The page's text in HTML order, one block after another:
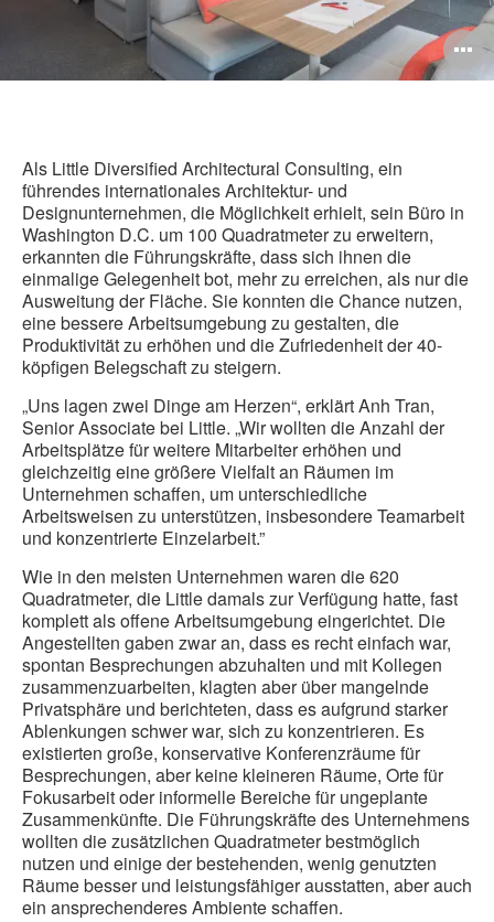
Als Little Diversified Architectural Consulting, ein
führendes internationales Architektur- und
Designunternehmen, die Möglichkeit erhielt, sein Büro in
Washington D.C. um 100 Quadratmeter zu erweitern,
erkannten die Führungskräfte, dass sich ihnen die
einmalige Gelegenheit bot, mehr zu erreichen, als nur die
Ausweitung der Fläche. Sie konnten die Chance nutzen,
eine bessere Arbeitsumgebung zu gestalten, die
Produktivität zu erhöhen und die Zufriedenheit der 40-
köpfigen Belegschaft zu steigern.
„Uns lagen zwei Dinge am Herzen“, erklärt Anh Tran,
Senior Associate bei Little. „Wir wollten die Anzahl der
Arbeitsplätze für weitere Mitarbeiter erhöhen und
gleichzeitig eine größere Vielfalt an Räumen im
Unternehmen schaffen, um unterschiedliche
Arbeitsweisen zu unterstützen, insbesondere Teamarbeit
und konzentrierte Einzelarbeit.”
Wie in den meisten Unternehmen waren die 620
Quadratmeter, die Little damals zur Verfügung hatte, fast
komplett als offene Arbeitsumgebung eingerichtet. Die
Angestellten gaben zwar an, dass es recht einfach war,
spontan Besprechungen abzuhalten und mit Kollegen
zusammenzuarbeiten, klagten aber über mangelnde
Privatsphäre und berichteten, dass es aufgrund starker
Ablenkungen schwer war, sich zu konzentrieren. Es
existierten große, konservative Konferenzräume für
Besprechungen, aber keine kleineren Räume, Orte für
Fokusarbeit oder informelle Bereiche für ungeplante
Zusammenkünfte. Die Führungskräfte des Unternehmens
wollten die zusätzlichen Quadratmeter bestmöglich
nutzen und einige der bestehenden, wenig genutzten
Räume besser und leistungsfähiger ausstatten, aber auch
ein ansprechenderes Ambiente schaffen.